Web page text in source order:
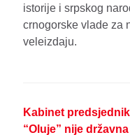
istorije i srpskog
crnogorske vlade za
veleizdaju.
Kabinet
“Oluje” nije